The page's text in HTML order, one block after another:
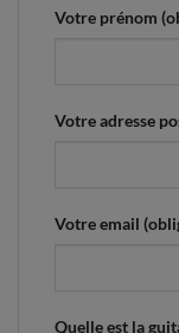
Votre prénom
Votre adresse
Votre email
Quelle est la